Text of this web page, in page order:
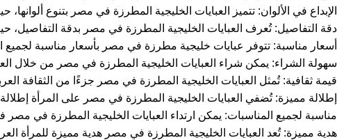
الإبداع في الألوان: تتميز العبايات الخليجية المطرزة في مصر بتنوع
دقة التفاصيل: تُعرف العبايات الخليجية المطرزة في مصر بدقة التفاصيل،
أسعار مناسبة: تتوفر عبايات خليجية مطرزة في مصر بأسعار مناسبة لجميع
سهولة الشراء: يمكن شراء العبايات الخليجية المطرزة في مصر من خلال
قيمة ثقافية: تُمثل العبايات الخليجية المطرزة في مصر جزءًا من الثقافة
إطلالة مميزة: تُضفي العبايات الخليجية المطرزة في مصر على المرأة
مناسبة لجميع المناسبات: يمكن ارتداء العبايات الخليجية المطرزة في مصر
هدية مميزة: تُعد العبايات الخليجية المطرزة في مصر هدية مميزة للمرأة